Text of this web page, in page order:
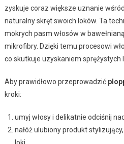
zyskuje coraz większe uznanie
naturalny skręt swoich loków. Ta
mokrych pasm włosów w
mikrofibry. Dzięki temu procesowi
co skutkuje uzyskaniem sprężystych
Aby prawidłowo przeprowadzić
kroki:
umyj włosy i delikatnie odciśnij
nałóż ulubiony produkt
loki,